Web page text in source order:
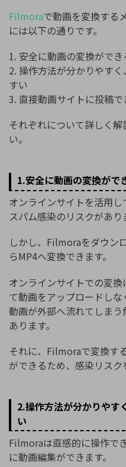
Filmoraで動画を変換する
には以下の通りです。
1. 安全に動画の変換ができ
2. 操作方法が分かりやす
すい
3. 直接動画サイトに投稿で
それぞれについて詳しく
い。
1.安全に動画の変換がで
オンラインサイトを活用
スパム感染のリスクがあり
しかし、Filmoraをダウン
らMP4へ変換できます。
オンラインサイトでの変
て動画をアップロードしな
動画が外部へ流れてしま
あります。
それに、Filmoraで変換す
ができるため、感染リスク
2.操作方法が分かりやす
い
Filmoraは直感的に操作で
に動画編集ができます。